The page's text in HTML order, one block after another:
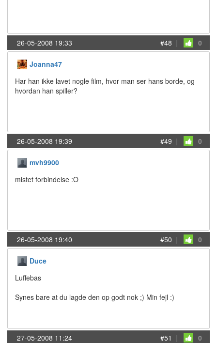
26-05-2008 19:33 #48 | 0
Joanna47
Har han ikke lavet nogle film, hvor man ser hans borde, og
hvordan han spiller?
26-05-2008 19:39 #49 | 0
mvh9900
mistet forbindelse :O
26-05-2008 19:40 #50 | 0
Duce
Luffebas
Synes bare at du lagde den op godt nok ;) Min fejl :)
27-05-2008 11:24 #51 | 0